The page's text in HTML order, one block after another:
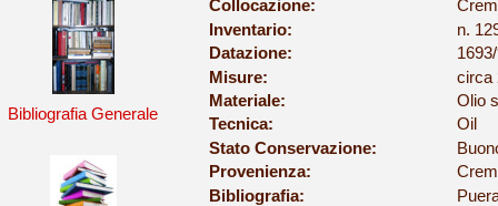
Bibliografia Generale
Collocazione:
Inventario:
n.
Datazione:
Misure:
circa
Materiale:
Olio
Tecnica:
Oil
Stato Conservazione:
Provenienza:
Bibliografia: